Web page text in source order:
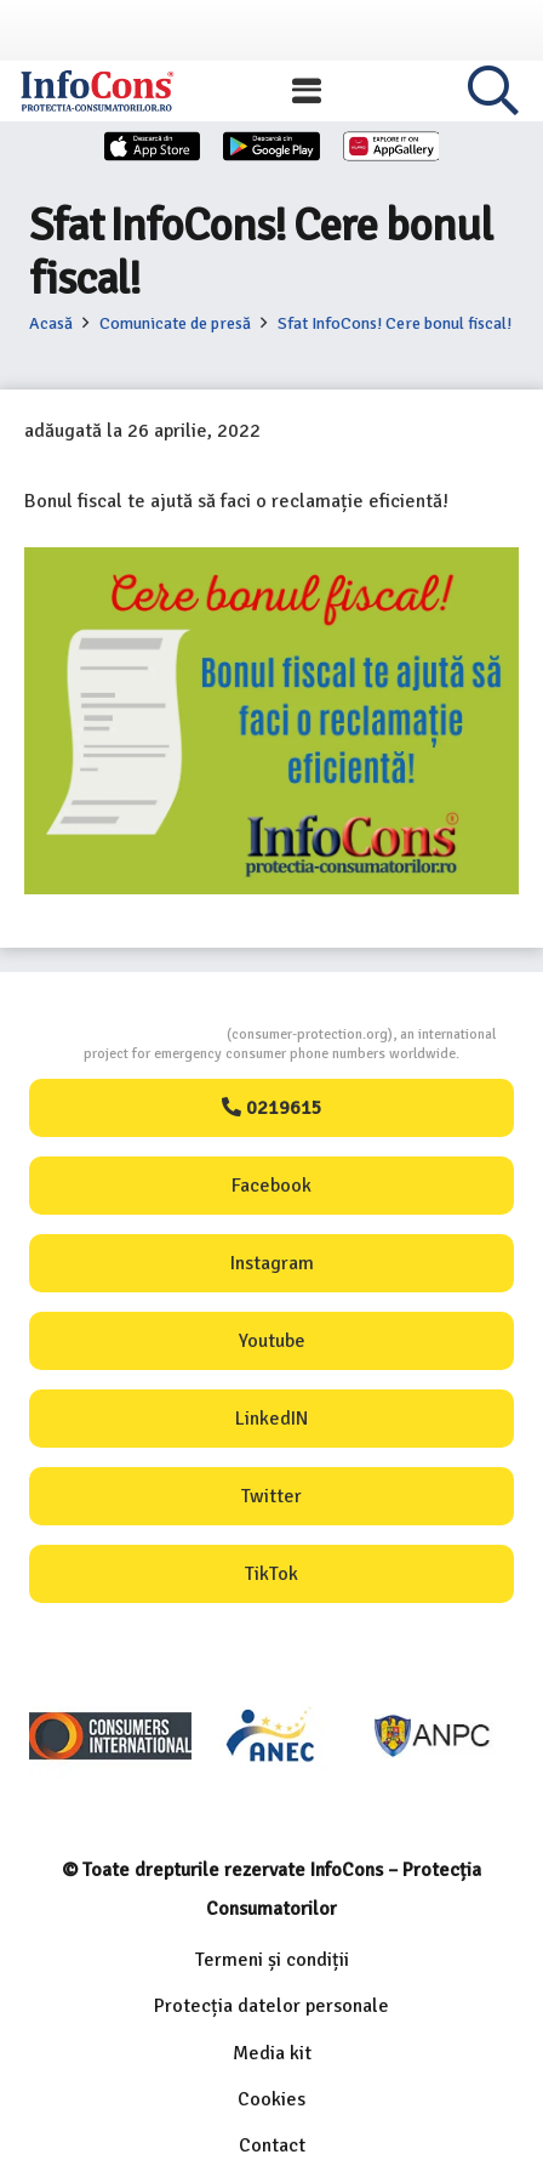
Sfat InfoCons! Cere bonul
fiscal!
Acasă Comunicate de presă Sfat InfoCons! Cere bonul fiscal!
adăugată la 26 aprilie, 2022
Bonul fiscal te ajută să faci o reclamație eficientă!
(consumer-protection.org), an international
project for emergency consumer phone numbers worldwide.
0219615
Facebook
Instagram
Youtube
LinkedIN
Twitter
TikTok
© Toate drepturile rezervate InfoCons – Protecția
Consumatorilor
Termeni și condiții
Protecția datelor personale
Media kit
Cookies
Contact